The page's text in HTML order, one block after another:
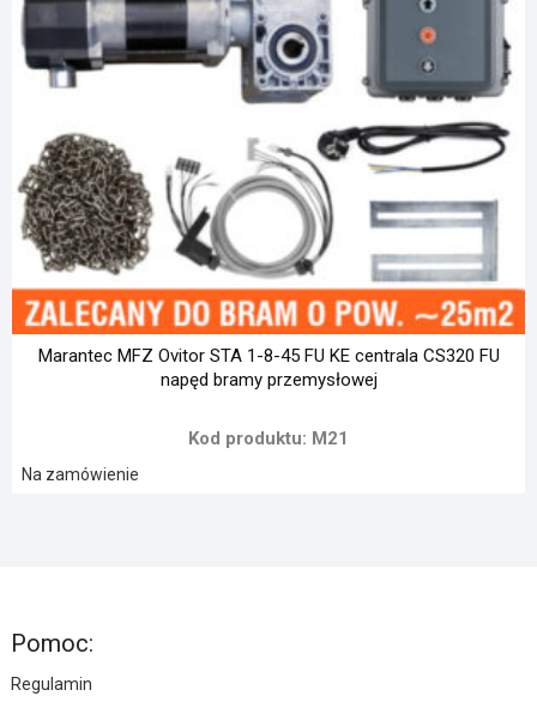
Marantec MFZ Ovitor STA 1-8-45 FU KE centrala CS320 FU
napęd bramy przemysłowej
Kod produktu: M21
Na zamówienie
Pomoc:
Regulamin